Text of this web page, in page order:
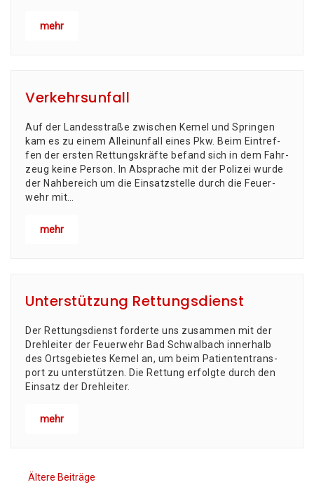
mehr
Verkehrsunfall
Auf der Lan­des­stra­ße zwi­schen Kemel und Sprin­gen
kam es zu einem Allein­un­fall eines Pkw. Beim Ein­tref­
fen der ers­ten Ret­tungs­kräf­te befand sich in dem Fahr­
zeug kei­ne Person. In Abspra­che mit der Poli­zei wur­de
der Nah­be­reich um die Ein­satz­stel­le durch die Feu­er­
wehr mit…
mehr
Unterstützung Rettungsdienst
Der Ret­tungs­dienst for­der­te uns zusam­men mit der
Dreh­lei­ter der Feu­er­wehr Bad Schwal­bach inner­halb
des Orts­ge­bie­tes Kemel an, um beim Pati­en­ten­trans­
port zu unter­stüt­zen. Die Ret­tung erfolg­te durch den
Ein­satz der Drehleiter.
mehr
Ältere Beiträge